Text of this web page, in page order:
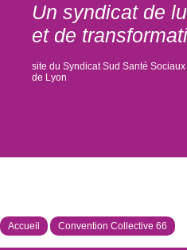
Un syndicat de
et de
site du Syndicat Sud Santé
de Lyon
Accueil Convention Collective 66